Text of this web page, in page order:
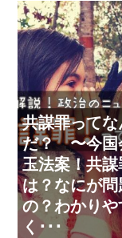
共謀罪ってな
だ？ 〜今国
玉法案！共
は？なにが問
の？わかりや
く･･･